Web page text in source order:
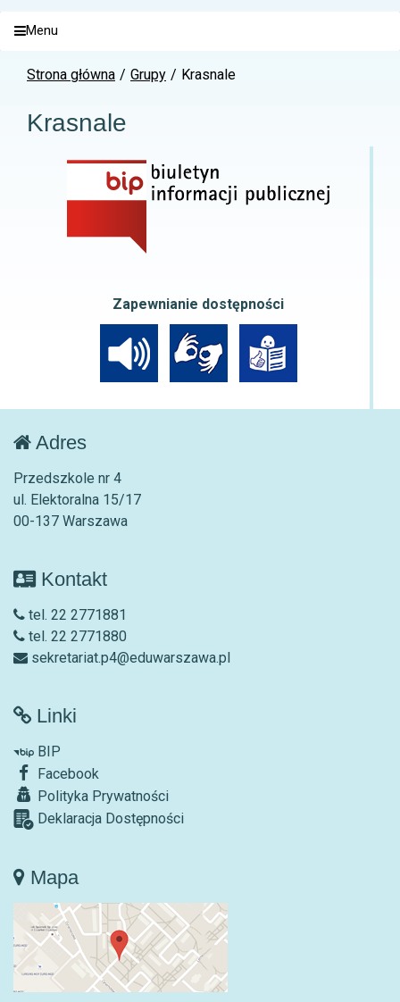
Menu
Strona główna Grupy Krasnale
Krasnale
Zapewnianie dostępności
Adres
Przedszkole nr 4
ul. Elektoralna 15/17
00-137 Warszawa
Kontakt
tel. 22 2771881
tel. 22 2771880
sekretariat.p4@eduwarszawa.pl
Linki
BIP
Facebook
Polityka Prywatności
Deklaracja Dostępności
Mapa